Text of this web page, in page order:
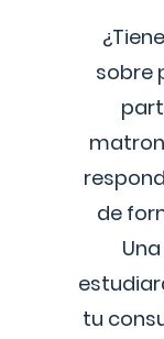
sobre
de
tu